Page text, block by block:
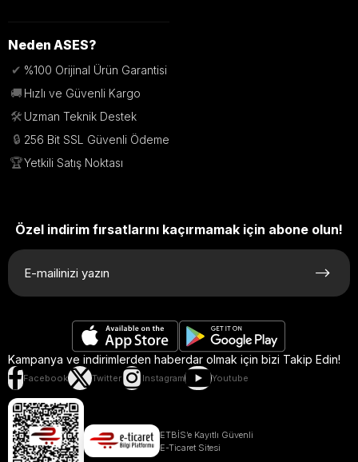
Neden ASES?
✔ %100 Orijinal Ürün Garantisi
🚚 Hızlı ve Güvenli Kargo
🛠️ Uzman Teknik Destek
🔒 256 Bit SSL Güvenli Ödeme
🏆Yetkili Satış Noktası
Özel indirim fırsatlarını kaçırmamak için abone olun!
Kampanya ve indirimlerden haberdar olmak için bizi Takip Edin!
Facebook Twitter Instagram Youtube
ETBİS’e Kayıtlı Güvenli
E-Ticaret Sitesi